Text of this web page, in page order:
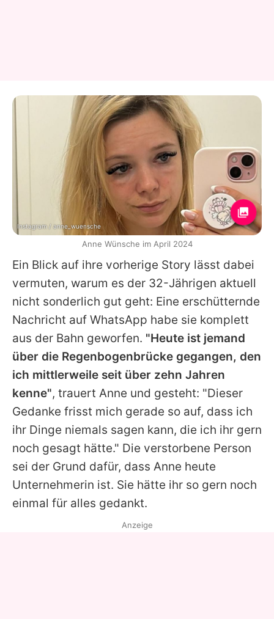
Ein Blick auf ihre vorherige Story lässt dabei
vermuten, warum es der 32-Jährigen aktuell
nicht sonderlich gut geht: Eine erschütternde
Nachricht auf WhatsApp habe sie komplett
aus der Bahn geworfen. "Heute ist jemand
über die Regenbogenbrücke gegangen, den
ich mittlerweile seit über zehn Jahren
kenne", trauert Anne und gesteht: "Dieser
Gedanke frisst mich gerade so auf, dass ich
ihr Dinge niemals sagen kann, die ich ihr gern
noch gesagt hätte." Die verstorbene Person
sei der Grund dafür, dass Anne heute
Unternehmerin ist. Sie hätte ihr so gern noch
einmal für alles gedankt.
Instagram / anne_wuensche
Anne Wünsche im April 2024
Anzeige